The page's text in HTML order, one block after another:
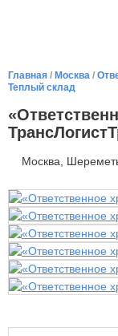
Главная / Москва /
Теплый склад
Москва,